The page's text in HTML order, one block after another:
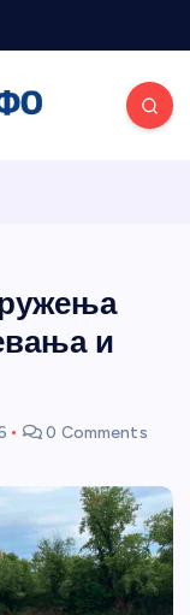
и
0 Comments